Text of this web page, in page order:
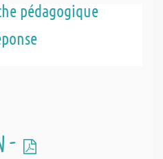
pédagogique
-